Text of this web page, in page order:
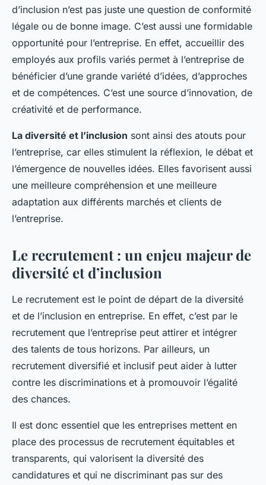
d’inclusion n’est pas juste une question de conformité
légale ou de bonne image. C’est aussi une formidable
opportunité pour l’entreprise. En effet, accueillir des
employés aux profils variés permet à l’entreprise de
bénéficier d’une grande variété d’idées, d’approches
et de compétences. C’est une source d’innovation, de
créativité et de performance.
La diversité et l’inclusion sont ainsi des atouts pour
l’entreprise, car elles stimulent la réflexion, le débat et
l’émergence de nouvelles idées. Elles favorisent aussi
une meilleure compréhension et une meilleure
adaptation aux différents marchés et clients de
l’entreprise.
Le recrutement : un enjeu majeur de
diversité et d’inclusion
Le recrutement est le point de départ de la diversité
et de l’inclusion en entreprise. En effet, c’est par le
recrutement que l’entreprise peut attirer et intégrer
des talents de tous horizons. Par ailleurs, un
recrutement diversifié et inclusif peut aider à lutter
contre les discriminations et à promouvoir l’égalité
des chances.
Il est donc essentiel que les entreprises mettent en
place des processus de recrutement équitables et
transparents, qui valorisent la diversité des
candidatures et qui ne discriminant pas sur des